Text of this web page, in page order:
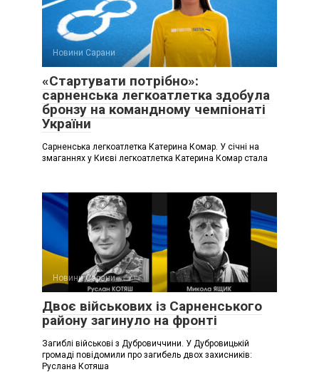
Новини Сарани
«Стартувати потрібно»:
сарненська легкоатлетка здобула
бронзу на командному чемпіонаті
України
Сарненська легкоатлетка Катерина Комар. У січні на
змаганнях у Києві легкоатлетка Катерина Комар стала
Новини Сарани
Двоє військових із Сарненського
району загинуло на фронті
Загиблі військові з Дубровиччини. У Дубровицькій
громаді повідомили про загибель двох захисників:
Руслана Котяша